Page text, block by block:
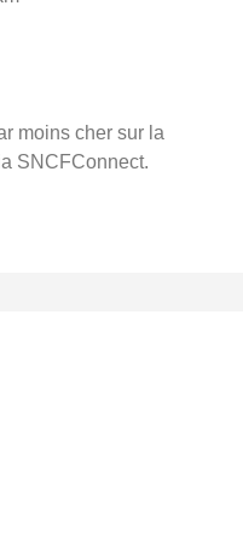
moins cher sur la
SNCFConnect.